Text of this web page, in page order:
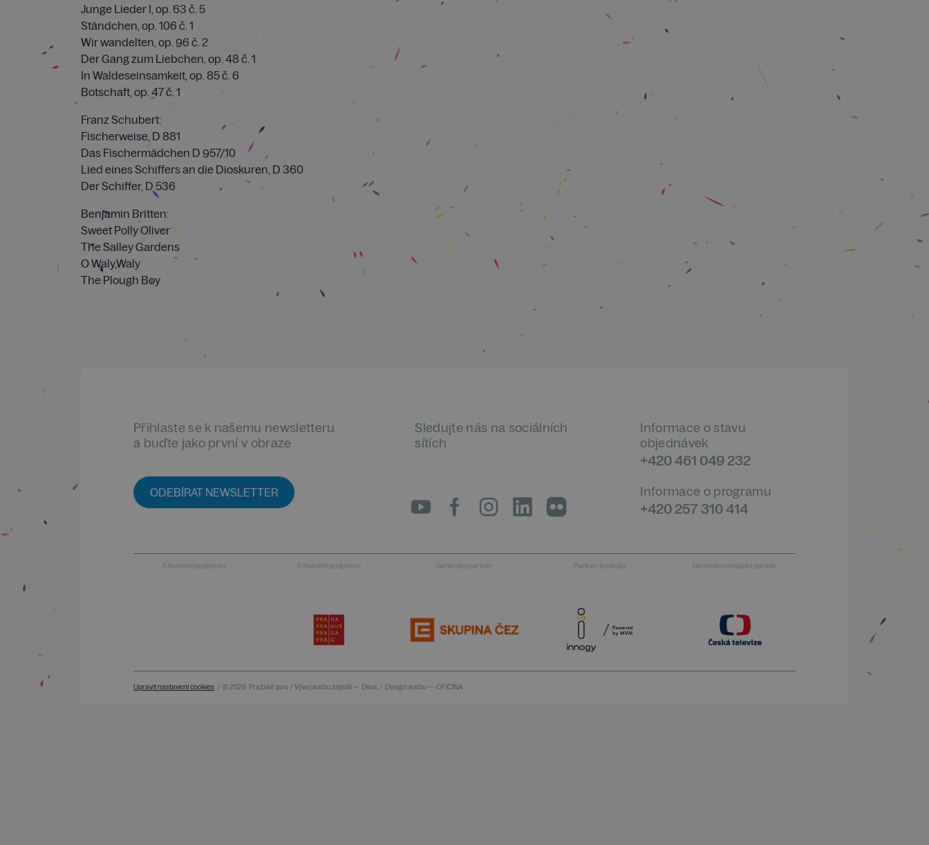
Junge Lieder I, op. 63 č. 5
Ständchen, op. 106 č. 1
Wir wandelten, op. 96 č. 2
Der Gang zum Liebchen, op. 48 č. 1
In Waldeseinsamkeit, op. 85 č. 6
Botschaft, op. 47 č. 1
Franz Schubert:
Fischerweise, D 881
Das Fischermädchen D 957/10
Lied eines Schiffers an die Dioskuren, D 360
Der Schiffer, D 536
Benjamin Britten:
Sweet Polly Oliver
The Salley Gardens
O Waly,Waly
The Plough Boy
Přihlaste se k našemu newsletteru
a buďte jako první v obraze
ODEBÍRAT NEWSLETTER
Sledujte nás na sociálních
sítích
Informace o stavu
objednávek
+420 461 049 232
Informace o programu
+420 257 310 414
S finanční podporou S finanční podporou Generální partner Partner festivalu Generální mediální partner
Upravit nastavení cookies / © 2026 Pražské jaro / Vývoj webu zajistili — Devx / Design webu — OFICINA